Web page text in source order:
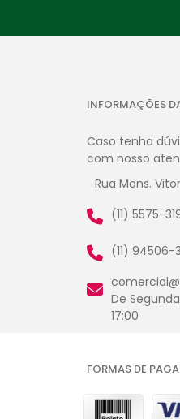
INFORMAÇÕES
Caso tenha
com nosso
Rua Mons.
(11) 5575-
(11) 94506-
De
17:00
FORMAS DE